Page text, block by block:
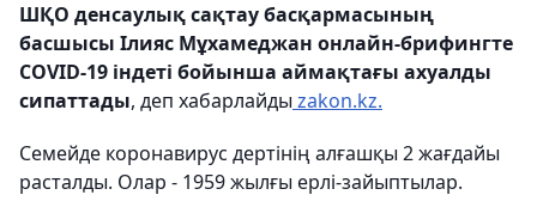
ШҚО денсаулық сақтау басқармасының
басшысы Ілияс Мұхамеджан онлайн-брифингте
COVID-19 індеті бойынша аймақтағы ахуалды
сипаттады, деп хабарлайды zakon.kz.
Семейде коронавирус дертінің алғашқы 2 жағдайы
расталды. Олар - 1959 жылғы ерлі-зайыптылар.